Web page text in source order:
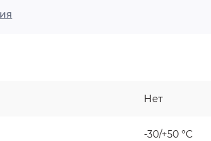
Нет
-30/+50 °С